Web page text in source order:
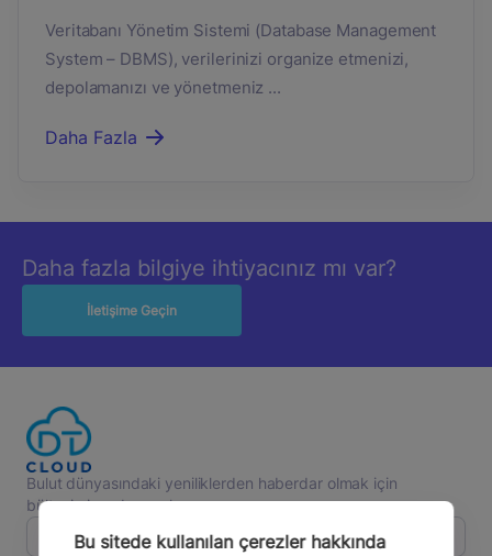
Veritabanı Yönetim Sistemi (Database Management
System – DBMS), verilerinizi organize etmenizi,
depolamanızı ve yönetmeniz ...
Daha Fazla
Daha fazla bilgiye ihtiyacınız mı var?
İletişime Geçin
Bulut dünyasındaki yeniliklerden haberdar olmak için
bültenimize abone olun.
Bu sitede kullanılan çerezler hakkında